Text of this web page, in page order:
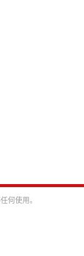
何使用。